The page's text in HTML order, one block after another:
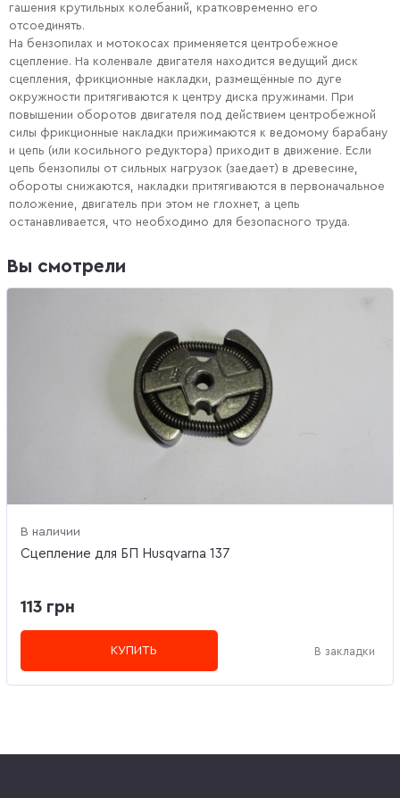
гашения крутильных колебаний, кратковременно его
отсоединять.
На бензопилах и мотокосаx применяется центробежное
сцепление. На коленвале двигателя находится ведущий диск
сцепления, фрикционные накладки, размещённые по дуге
окружности притягиваются к центру диска пружинами. При
повышении оборотов двигателя под действием центробежной
силы фрикционные накладки прижимаются к ведомому барабану
и цепь (или косильного редуктора) приходит в движение. Если
цепь бензопилы от сильных нагрузок (заедает) в древесине,
обороты снижаются, накладки притягиваются в первоначальное
положение, двигатель при этом не глохнет, а цепь
останавливается, что необходимо для безопасного труда.
Вы смотрели
В наличии
Сцепление для БП Husqvarna 137
113 грн
КУПИТЬ В закладки